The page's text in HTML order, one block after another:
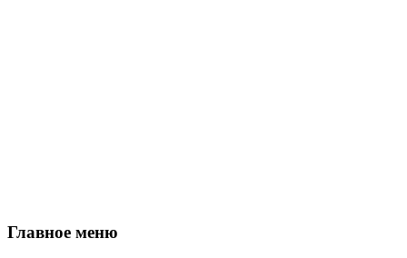
Главное меню